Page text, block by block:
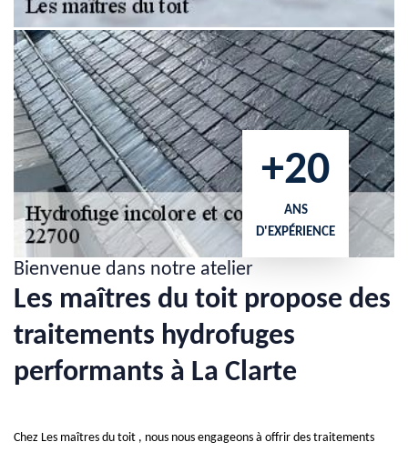
+20
ANS
D'EXPÉRIENCE
Bienvenue dans notre atelier
Les maîtres du toit propose des
traitements hydrofuges
performants à La Clarte
Chez Les maîtres du toit , nous nous engageons à offrir des traitements